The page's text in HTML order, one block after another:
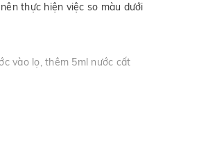
thực hiện việc so màu dưới
vào lọ, thêm 5ml nước cất